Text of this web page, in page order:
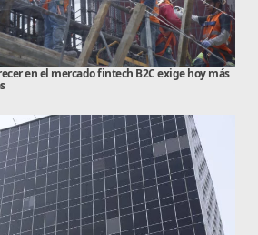
en el mercado fintech B2C exige hoy más